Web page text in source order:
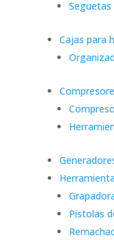
Seguetas
Cajas para
Pistolas